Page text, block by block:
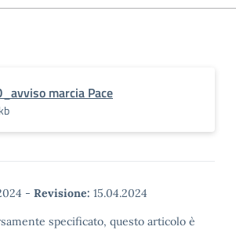
marcia Pace
- Revisione: 15.04.2024
specificato, questo articolo è